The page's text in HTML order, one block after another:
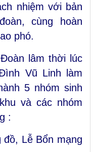
nhiệm với bản
cùng hoàn
phó.
lâm thời lúc
Vũ Linh làm
5 nhóm sinh
và các nhóm
:
đồ, Lễ Bổn mạng